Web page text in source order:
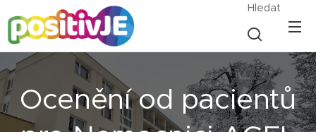
Hledat
Ocenění od pacientů